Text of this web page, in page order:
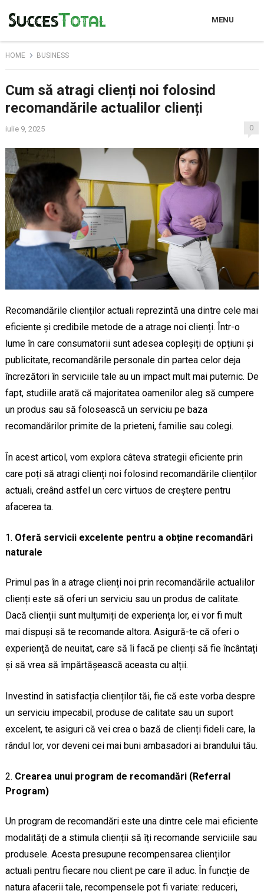
MENU
HOME BUSINESS
Cum să atragi clienți noi folosind
recomandările actualilor clienți
iulie 9, 2025 0
Recomandările clienților actuali reprezintă una dintre cele mai
eficiente și credibile metode de a atrage noi clienți. Într-o
lume în care consumatorii sunt adesea copleșiți de opțiuni și
publicitate, recomandările personale din partea celor deja
încrezători în serviciile tale au un impact mult mai puternic. De
fapt, studiile arată că majoritatea oamenilor aleg să cumpere
un produs sau să folosească un serviciu pe baza
recomandărilor primite de la prieteni, familie sau colegi.
În acest articol, vom explora câteva strategii eficiente prin
care poți să atragi clienți noi folosind recomandările clienților
actuali, creând astfel un cerc virtuos de creștere pentru
afacerea ta.
Oferă servicii excelente pentru a obține recomandări
naturale
Primul pas în a atrage clienți noi prin recomandările actualilor
clienți este să oferi un serviciu sau un produs de calitate.
Dacă clienții sunt mulțumiți de experiența lor, ei vor fi mult
mai dispuși să te recomande altora. Asigură-te că oferi o
experiență de neuitat, care să îi facă pe clienți să fie încântați
și să vrea să împărtășească aceasta cu alții.
Investind în satisfacția clienților tăi, fie că este vorba despre
un serviciu impecabil, produse de calitate sau un suport
excelent, te asiguri că vei crea o bază de clienți fideli care, la
rândul lor, vor deveni cei mai buni ambasadori ai brandului tău.
Crearea unui program de recomandări (Referral
Program)
Un program de recomandări este una dintre cele mai eficiente
modalități de a stimula clienții să îți recomande serviciile sau
produsele. Acesta presupune recompensarea clienților
actuali pentru fiecare nou client pe care îl aduc. În funcție de
natura afacerii tale, recompensele pot fi variate: reduceri,